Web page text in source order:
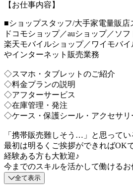
【お仕事内容】
■ショップスタッフ/大手家電量販店
ドコモショップ／auショップ／ソ
楽天モバイルショップ／ワイモバ
やインターネット販売業務
◇スマホ・タブレットのご紹介
◇料金プランの説明
◇アフターサービス
◇在庫管理・発注
◇ケース・保護シール・アクセサリ
「携帯販売難しそう…」と思ってい
最初は明るくご挨拶ができればOK
経験ある方も大歓迎♪
今までのスキルを活かして働けるお
全て表示